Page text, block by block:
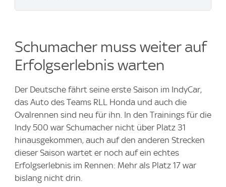
Schumacher muss weiter auf
Erfolgserlebnis warten
Der Deutsche fährt seine erste Saison im IndyCar,
das Auto des Teams RLL Honda und auch die
Ovalrennen sind neu für ihn. In den Trainings für die
Indy 500 war Schumacher nicht über Platz 31
hinausgekommen, auch auf den anderen Strecken
dieser Saison wartet er noch auf ein echtes
Erfolgserlebnis im Rennen: Mehr als Platz 17 war
bislang nicht drin.